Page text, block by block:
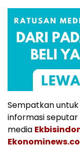
Sempatkan
informasi seputar
media